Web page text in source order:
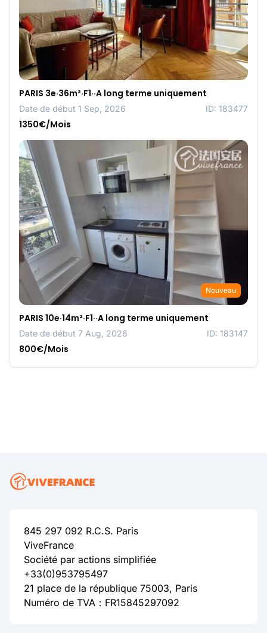
PARIS 3e·36m²·F1··A long terme uniquement
Date de début 1 Sep, 2026 ID: 183477
1350€/Mois
Nouveau
PARIS 10e·14m²·F1··A long terme uniquement
Date de début 7 Aug, 2026 ID: 183147
800€/Mois
845 297 092 R.C.S. Paris
ViveFrance
Société par actions simplifiée
+33(0)953795497
21 place de la république 75003, Paris
Numéro de TVA：FR15845297092